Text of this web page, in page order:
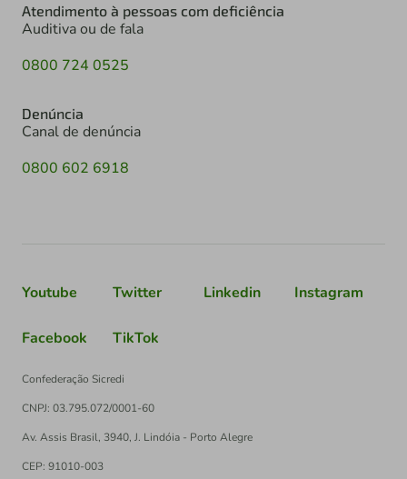
Atendimento à pessoas com deficiência
Auditiva ou de fala
0800 724 0525
Denúncia
Canal de denúncia
0800 602 6918
Youtube Twitter Linkedin Instagram
Facebook TikTok
Confederação Sicredi
CNPJ: 03.795.072/0001-60
Av. Assis Brasil, 3940, J. Lindóia - Porto Alegre
CEP: 91010-003